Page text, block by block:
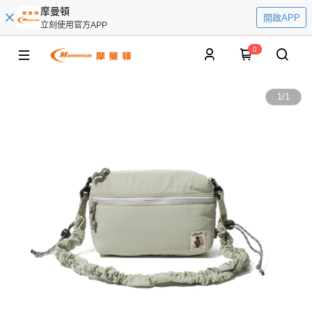
摩曼頓
立刻使用官方APP
開啟APP
0
1/1